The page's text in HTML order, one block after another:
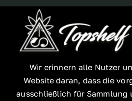
Wir erinnern alle Nutzer
Website daran, dass die
ausschließlich für Sammlung